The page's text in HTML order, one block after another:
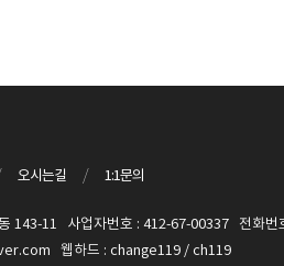
오시는길 / 1:1문의
143-11 사업자번호 : 412-67-00337 전화번
웹하드 : change119 / ch119